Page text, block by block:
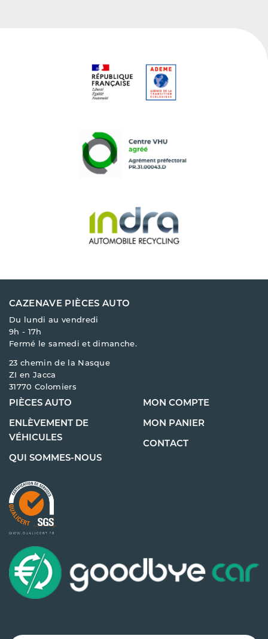
CAZENAVE PIÈCES AUTO
Du lundi au vendredi
9h - 17h
Fermé le samedi et dimanche.
23 chemin de la Nasque
ZI en Jacca
31770 Colomiers
PIÈCES AUTO
ENLÈVEMENT DE
VÉHICULES
QUI SOMMES-NOUS
MON COMPTE
MON PANIER
CONTACT